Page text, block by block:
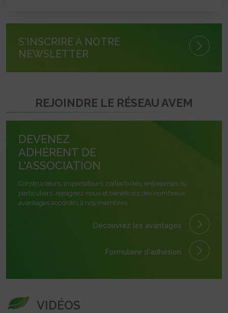
S'INSCRIRE À NOTRE
NEWSLETTER
REJOINDRE LE RÉSEAU AVEM
DEVENEZ
ADHÉRENT DE
L'ASSOCIATION
Constructeurs, importateurs, collectivités, entreprises ou
particuliers, rejoignez-nous et bénéficiez des nombreux
avantages accordés à nos membres.
Découvrez les avantages
Formulaire d'adhésion
VIDÉOS